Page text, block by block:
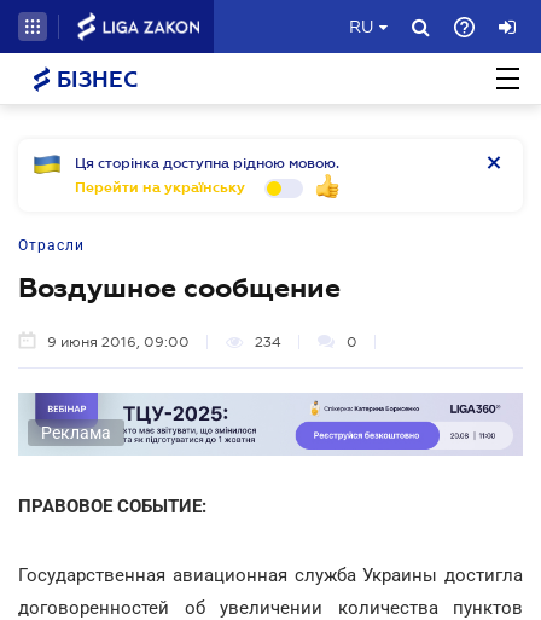
RU
БІЗНЕС
Ця сторінка доступна рідною мовою.
Перейти на українську
Отрасли
Воздушное сообщение
9 июня 2016, 09:00 234 0
Реклама
ПРАВОВОЕ СОБЫТИЕ:
Государственная авиационная служба Украины достигла
договоренностей об увеличении количества пунктов